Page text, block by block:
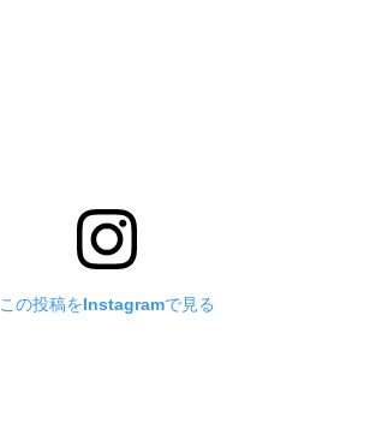
この投稿をInstagramで見る